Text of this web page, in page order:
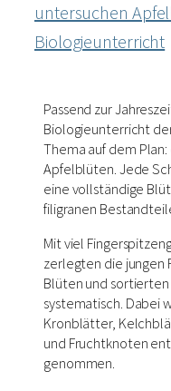
untersuchen
Biologieunterricht
Passend zur
Biologieunterricht
Thema auf dem
Apfelblüten. Jede
eine vollständige
filigranen
Mit viel
zerlegten die jungen
Blüten und
systematisch. Dabei
Kronblätter,
und Fruchtknoten
genommen.